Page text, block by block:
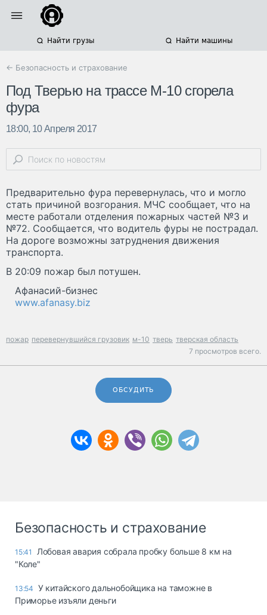
Найти грузы Найти машины
← Безопасность и страхование
Под Тверью на трассе М-10 сгорела
фура
18:00, 10 Апреля 2017
Предварительно фура перевернулась, что и могло
стать причиной возгорания. МЧС сообщает, что на
месте работали отделения пожарных частей №3 и
№72. Сообщается, что водитель фуры не пострадал.
На дороге возможны затруднения движения
транспорта.
В 20:09 пожар был потушен.
Афанасий-бизнес
www.afanasy.biz
пожар перевернувшийся грузовик м-10 тверь тверская область
7 просмотров всего.
ОБСУДИТЬ
Безопасность и страхование
15:41
Лобовая авария собрала пробку больше 8 км на
"Коле"
13:54 У китайского дальнобойщика на таможне в
Приморье изъяли деньги